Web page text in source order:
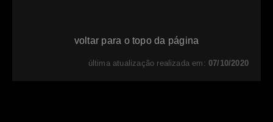
voltar para o topo da página
última atualização realizada em:07/10/2020